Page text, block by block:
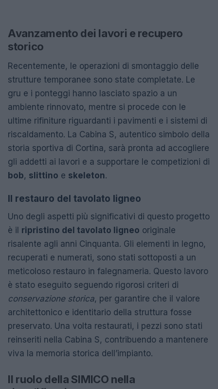
Avanzamento dei lavori e recupero
storico
Recentemente, le operazioni di smontaggio delle
strutture temporanee sono state completate. Le
gru e i ponteggi hanno lasciato spazio a un
ambiente rinnovato, mentre si procede con le
ultime rifiniture riguardanti i pavimenti e i sistemi di
riscaldamento. La Cabina S, autentico simbolo della
storia sportiva di Cortina, sarà pronta ad accogliere
gli addetti ai lavori e a supportare le competizioni di
bob, slittino e skeleton.
Il restauro del tavolato ligneo
Uno degli aspetti più significativi di questo progetto
è il ripristino del tavolato ligneo originale
risalente agli anni Cinquanta. Gli elementi in legno,
recuperati e numerati, sono stati sottoposti a un
meticoloso restauro in falegnameria. Questo lavoro
è stato eseguito seguendo rigorosi criteri di
conservazione storica, per garantire che il valore
architettonico e identitario della struttura fosse
preservato. Una volta restaurati, i pezzi sono stati
reinseriti nella Cabina S, contribuendo a mantenere
viva la memoria storica dell’impianto.
Il ruolo della SIMICO nella